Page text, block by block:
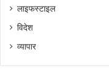
लाइफस्टाइल
विदेश
व्यापार